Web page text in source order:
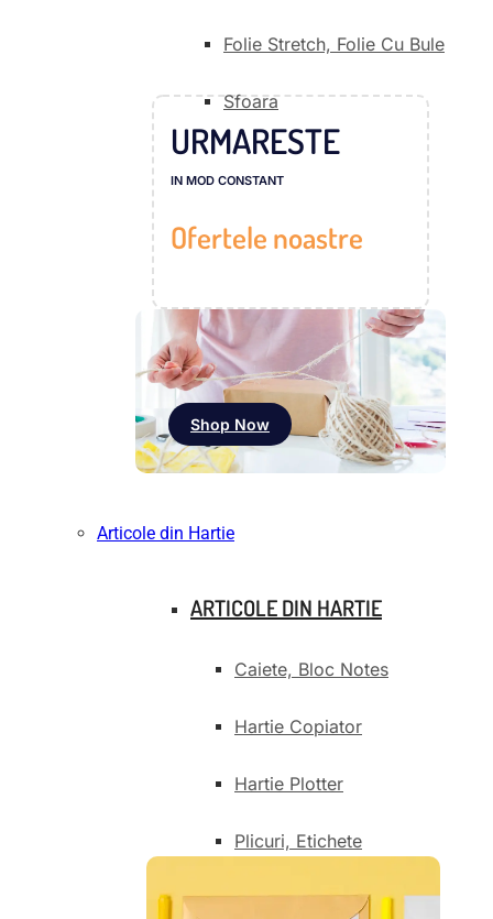
Folie Stretch, Folie Cu Bule
Sfoara
URMARESTE
IN MOD CONSTANT
Ofertele noastre
Shop Now
Articole din Hartie
ARTICOLE DIN HARTIE
Caiete, Bloc Notes
Hartie Copiator
Hartie Plotter
Plicuri, Etichete